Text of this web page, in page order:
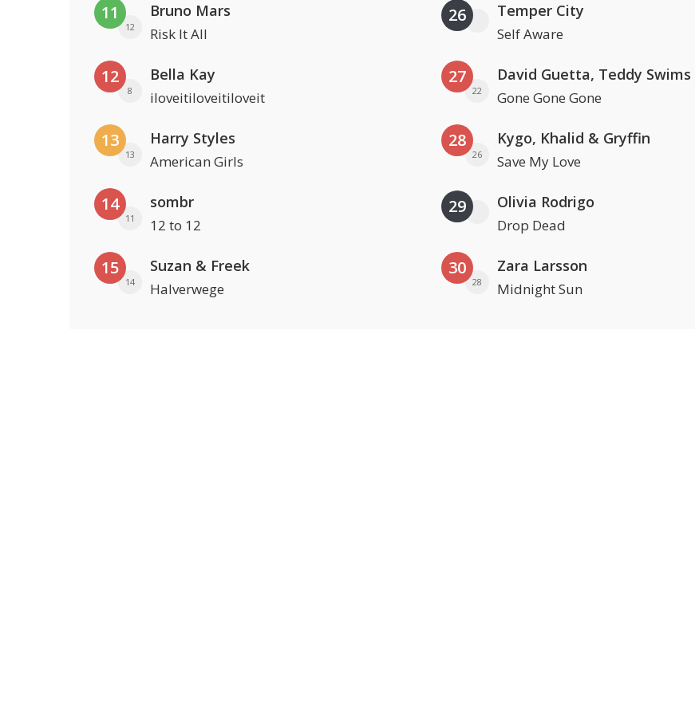
11
12
Bruno Mars
Risk It All
12
8
Bella Kay
iloveitiloveitiloveit
13
13
Harry Styles
American Girls
14
11
sombr
12 to 12
15
14
Suzan & Freek
Halverwege
26 Temper City
Self Aware
27
22 Gone Gone Gone
28
26
Kygo, Khalid & Gryffin
Save My Love
29 Olivia Rodrigo
Drop Dead
30
28
Zara Larsson
Midnight Sun